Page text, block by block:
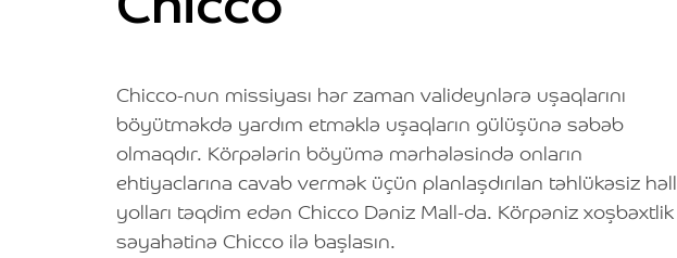
Chicco-nun missiyası hər zaman valideynlərə uşaqlarını
böyütməkdə yardım etməklə uşaqların gülüşünə səbəb
olmaqdır. Körpələrin böyümə mərhələsində onların
ehtiyaclarına cavab vermək üçün planlaşdırılan təhlükəsiz həll
yolları təqdim edən Chicco Dəniz Mall-da. Körpəniz xoşbəxtlik
səyahətinə Chicco ilə başlasın.